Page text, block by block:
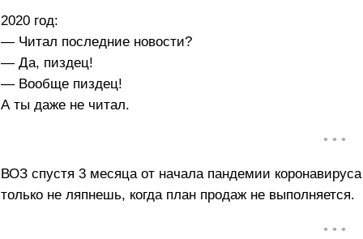
2020 год:
— Читал последние новости?
— Да, пиздец!
— Вообще пиздец!
А ты даже не читал.
• • •
ВОЗ спустя 3 месяца от начала пандемии
только не ляпнешь, когда план продаж не выполняется.
• • •